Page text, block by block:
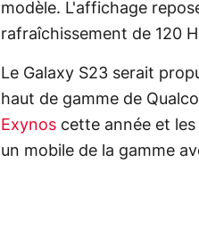
modèle. L'affichage
rafraîchissement de 120
Le Galaxy S23 serait
haut de gamme de
Exynos cette année et
un mobile de la gamme